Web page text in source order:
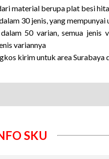
material berupa plat besi
30 jenis, yang
50 varian, semua
variannya
kirim untuk area Surabaya
SKU